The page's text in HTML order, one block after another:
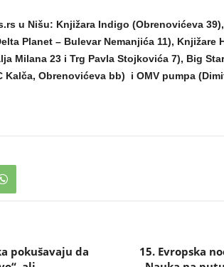
u Nišu: Knjižara Indigo (Obrenovićeva
Planet – Bulevar Nemanjića 11), Knjižare
Milana 23 i Trg Pavla Stojkovića 7), Big
Kalča, Obrenovićeva bb) i OMV pumpa
pokušavaju da
15. Evropska